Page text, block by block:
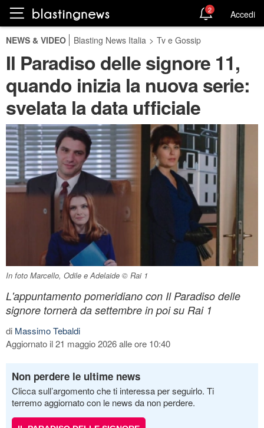
2 Accedi
NEWS & VIDEO Blasting News Italia > Tv e Gossip
Il Paradiso delle signore 11,
quando inizia la nuova serie:
svelata la data ufficiale
In foto Marcello, Odile e Adelaide © Rai 1
L'appuntamento pomeridiano con Il Paradiso delle
signore tornerà da settembre in poi su Rai 1
di Massimo Tebaldi
Aggiornato il 21 maggio 2026 alle ore 10:40
Non perdere le ultime news
Clicca sull’argomento che ti interessa per seguirlo. Ti
terremo aggiornato con le news da non perdere.